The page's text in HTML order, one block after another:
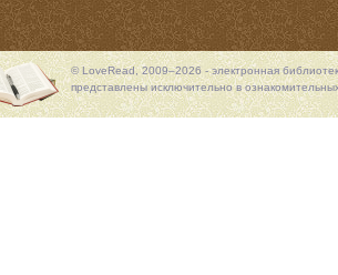
© LoveRead, 2009–2026 - электронная
представлены исключительно в